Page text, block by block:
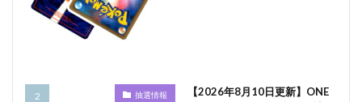
抽選情報
【2026年8月10日更新】ONE